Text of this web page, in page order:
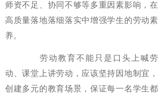
师资不足、协同不够等多重因素影响，在
高质量落地落细落实中增强学生的劳动素
养。
劳动教育不能只是口头上喊劳
动、课堂上讲劳动，应该坚持因地制宜，
创建多元的教育场景，保证每一名学生都